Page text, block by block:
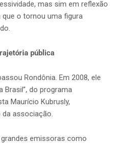
mas sim em reflexão
o tornou uma figura
pública
Rondônia. Em 2008, ele
Brasil”, do programa
Maurício Kubrusly,
associação.
emissoras como